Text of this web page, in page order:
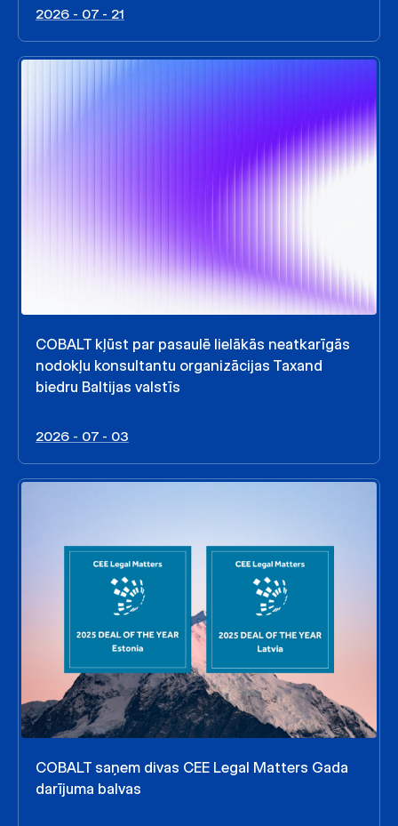
2026 - 07 - 21
COBALT kļūst par pasaulē lielākās neatkarīgās
nodokļu konsultantu organizācijas Taxand
biedru Baltijas valstīs
2026 - 07 - 03
COBALT saņem divas CEE Legal Matters Gada
darījuma balvas